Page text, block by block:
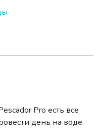
Pro есть все
день на воде.